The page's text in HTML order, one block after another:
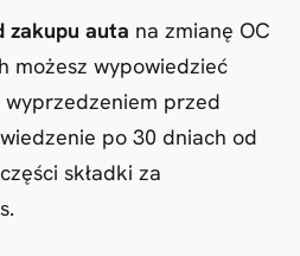
zakupu auta na zmianę OC
możesz wypowiedzieć
przed
po 30 dniach od
składki za